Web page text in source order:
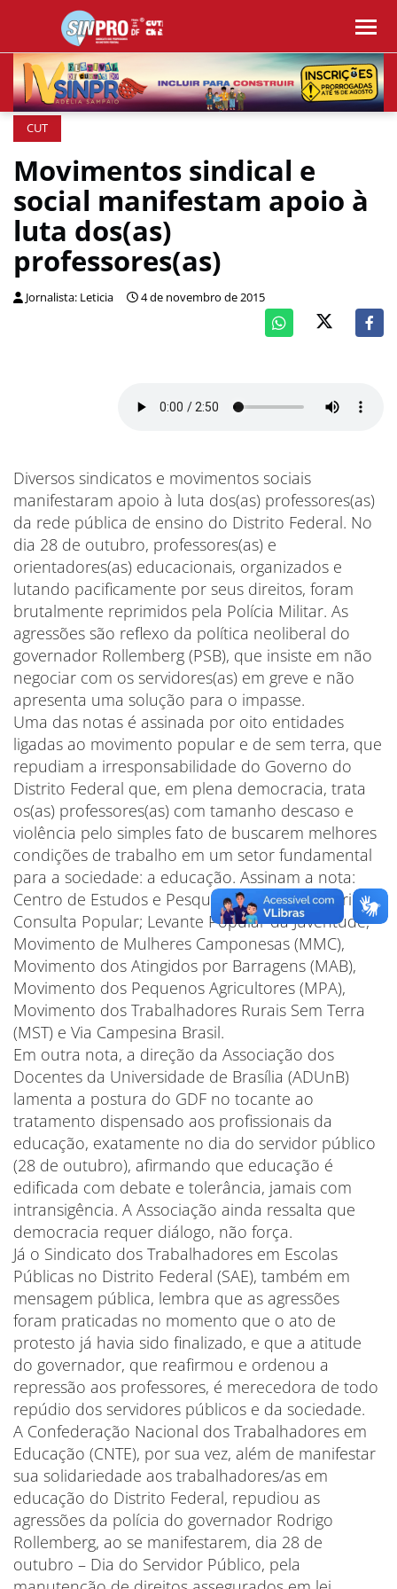
CUT
Movimentos sindical e
social manifestam apoio à
luta dos(as)
professores(as)
Jornalista: Leticia 4 de novembro de 2015
Diversos sindicatos e movimentos sociais
manifestaram apoio à luta dos(as) professores(as)
da rede pública de ensino do Distrito Federal. No
dia 28 de outubro, professores(as) e
orientadores(as) educacionais, organizados e
lutando pacificamente por seus direitos, foram
brutalmente reprimidos pela Polícia Militar. As
agressões são reflexo da política neoliberal do
governador Rollemberg (PSB), que insiste em não
negociar com os servidores(as) em greve e não
apresenta uma solução para o impasse.
Uma das notas é assinada por oito entidades
ligadas ao movimento popular e de sem terra, que
repudiam a irresponsabilidade do Governo do
Distrito Federal que, em plena democracia, trata
os(as) professores(as) com tamanho descaso e
violência pelo simples fato de buscarem melhores
condições de trabalho em um setor fundamental
para a sociedade: a educação. Assinam a nota:
Centro de Estudos e Pesquisa Ruy Mauro Marini,
Consulta Popular; Levante Popular da Juventude,
Movimento de Mulheres Camponesas (MMC),
Movimento dos Atingidos por Barragens (MAB),
Movimento dos Pequenos Agricultores (MPA),
Movimento dos Trabalhadores Rurais Sem Terra
(MST) e Via Campesina Brasil.
Em outra nota, a direção da Associação dos
Docentes da Universidade de Brasília (ADUnB)
lamenta a postura do GDF no tocante ao
tratamento dispensado aos profissionais da
educação, exatamente no dia do servidor público
(28 de outubro), afirmando que educação é
edificada com debate e tolerância, jamais com
intransigência. A Associação ainda ressalta que
democracia requer diálogo, não força.
Já o Sindicato dos Trabalhadores em Escolas
Públicas no Distrito Federal (SAE), também em
mensagem pública, lembra que as agressões
foram praticadas no momento que o ato de
protesto já havia sido finalizado, e que a atitude
do governador, que reafirmou e ordenou a
repressão aos professores, é merecedora de todo
repúdio dos servidores públicos e da sociedade.
A Confederação Nacional dos Trabalhadores em
Educação (CNTE), por sua vez, além de manifestar
sua solidariedade aos trabalhadores/as em
educação do Distrito Federal, repudiou as
agressões da polícia do governador Rodrigo
Rollemberg, ao se manifestarem, dia 28 de
outubro – Dia do Servidor Público, pela